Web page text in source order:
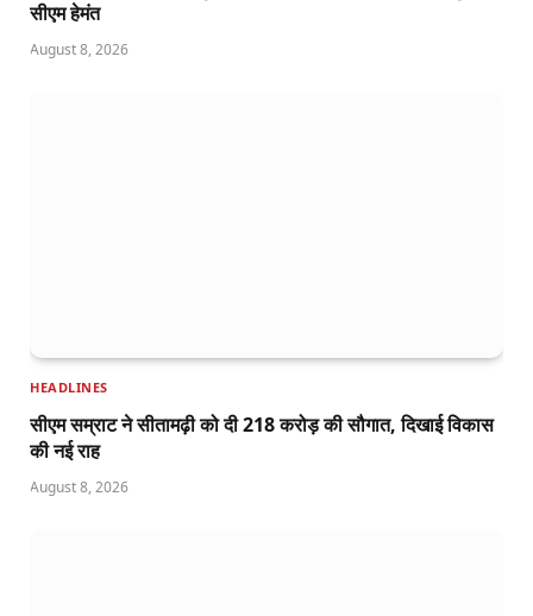
सीएम हेमंत
August 8, 2026
HEADLINES
सीएम सम्राट ने सीतामढ़ी को दी 218 करोड़ की सौगात, दिखाई विकास
की नई राह
August 8, 2026